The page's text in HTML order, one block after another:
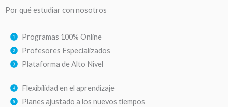
Por qué estudiar con nosotros
Programas 100% Online
Profesores Especializados
Plataforma de Alto Nivel
Flexibilidad en el aprendizaje
Planes ajustado a los nuevos tiempos